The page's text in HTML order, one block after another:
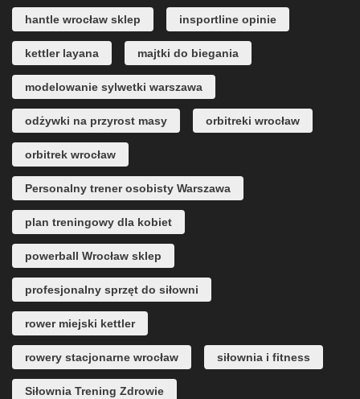
hantle wrocław sklep insportline opinie
kettler layana majtki do biegania
modelowanie sylwetki warszawa
odżywki na przyrost masy orbitreki wrocław
orbitrek wrocław
Personalny trener osobisty Warszawa
plan treningowy dla kobiet
powerball Wrocław sklep
profesjonalny sprzęt do siłowni
rower miejski kettler
rowery stacjonarne wrocław siłownia i fitness
Siłownia Trening Zdrowie